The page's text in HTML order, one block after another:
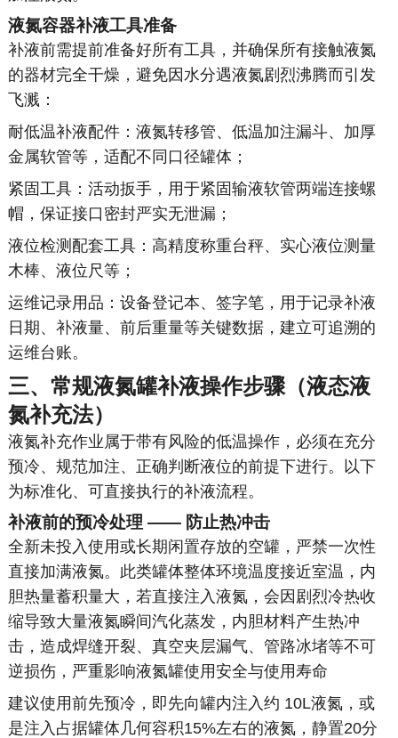
液氮容器补液工具准备
补液前需提前准备好所有工具，并确保所有接触液氮
的器材完全干燥，避免因水分遇液氮剧烈沸腾而引发
飞溅：
耐低温补液配件：液氮转移管、低温加注漏斗、加厚
金属软管等，适配不同口径罐体；
紧固工具：活动扳手，用于紧固输液软管两端连接螺
帽，保证接口密封严实无泄漏；
液位检测配套工具：高精度称重台秤、实心液位测量
木棒、液位尺等；
运维记录用品：设备登记本、签字笔，用于记录补液
日期、补液量、前后重量等关键数据，建立可追溯的
运维台账。
三、常规液氮罐补液操作步骤（液态液
氮补充法）
液氮补充作业属于带有风险的低温操作，必须在充分
预冷、规范加注、正确判断液位的前提下进行。以下
为标准化、可直接执行的补液流程。
补液前的预冷处理 —— 防止热冲击
全新未投入使用或长期闲置存放的空罐，严禁一次性
直接加满液氮。此类罐体整体环境温度接近室温，内
胆热量蓄积量大，若直接注入液氮，会因剧烈冷热收
缩导致大量液氮瞬间汽化蒸发，内胆材料产生热冲
击，造成焊缝开裂、真空夹层漏气、管路冰堵等不可
逆损伤，严重影响液氮罐使用安全与使用寿命
建议使用前先预冷，即先向罐内注入约 10L液氮，或
是注入占据罐体几何容积15%左右的液氮，静置20分